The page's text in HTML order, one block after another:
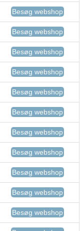
Besøg webshop
Besøg webshop
Besøg webshop
Besøg webshop
Besøg webshop
Besøg webshop
Besøg webshop
Besøg webshop
Besøg webshop
Besøg webshop
Besøg webshop